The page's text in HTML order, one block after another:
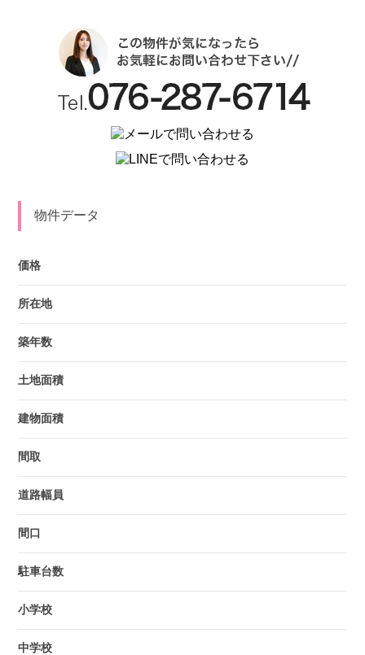
物件データ
価格
所在地
築年数
土地面積
建物面積
間取
道路幅員
間口
駐車台数
小学校
中学校